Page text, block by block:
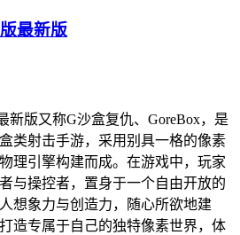
最新版
新版又称G沙盒复仇、GoreBox，是
类射击手游，采用别具一格的像素
理引擎构建而成。在游戏中，玩家
与操控者，置身于一个自由开放的
想象力与创造力，随心所欲地建
造专属于自己的独特像素世界，体